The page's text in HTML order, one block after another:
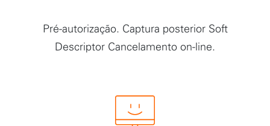
Pré-autorização. Captura posterior Soft
Descriptor Cancelamento on-line.